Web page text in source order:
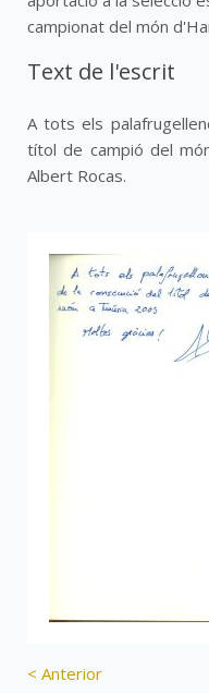
campionat del món
Text de l'escrit
A tots els
títol de campió del
Albert Rocas.
< Anterior